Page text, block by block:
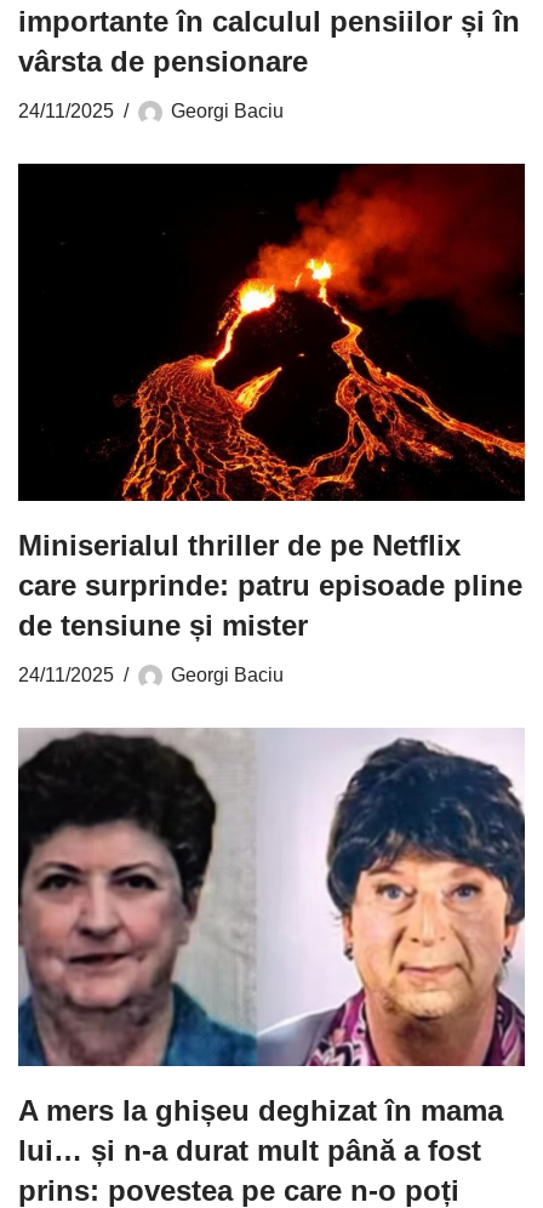
importante în calculul pensiilor și în
vârsta de pensionare
24/11/2025 Georgi Baciu
Miniserialul thriller de pe Netflix
care surprinde: patru episoade pline
de tensiune și mister
24/11/2025 Georgi Baciu
A mers la ghișeu deghizat în mama
lui… și n-a durat mult până a fost
prins: povestea pe care n-o poți